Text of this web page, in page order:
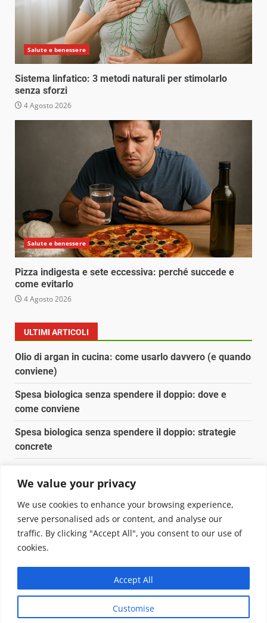
We value your privacy
We use cookies to enhance your browsing experience,
serve personalised ads or content, and analyse our
traffic. By clicking "Accept All", you consent to our use of
cookies.
Customise
Accept All
Salute e benessere
Sistema linfatico: 3 metodi naturali per stimolarlo
senza sforzi
4 Agosto 2026
Salute e benessere
Pizza indigesta e sete eccessiva: perché succede e
come evitarlo
4 Agosto 2026
ULTIMI ARTICOLI
Olio di argan in cucina: come usarlo davvero (e quando
conviene)
Spesa biologica senza spendere il doppio: dove e
come conviene
Spesa biologica senza spendere il doppio: strategie
concrete
Pulizia naturale della casa: 3 ingredienti che
sostituiscono 10 prodotti chimici
Copyright © 2025 Biopianeta.it proprietà di Jws Media
Questo blog non è una testata giornalistica, in quanto
viene aggiornato senza alcuna periodicità. Non può
pertanto considerarsi un prodotto editoriale ai sensi
della legge n. 62 del 07.03.2001|DarkNewsvon AF